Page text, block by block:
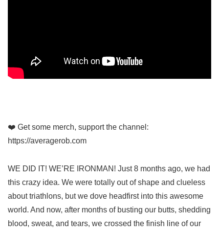
❤️ Get some merch, support the channel:
https://averagerob.com
WE DID IT! WE’RE IRONMAN! Just 8 months ago, we had
this crazy idea. We were totally out of shape and clueless
about triathlons, but we dove headfirst into this awesome
world. And now, after months of busting our butts, shedding
blood, sweat, and tears, we crossed the finish line of our